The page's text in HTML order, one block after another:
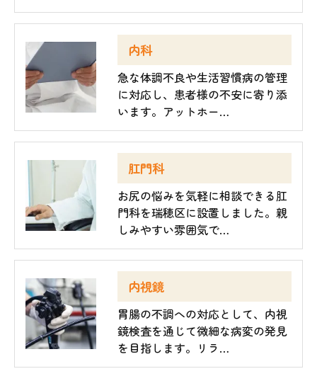
内科
急な体調不良や生活習慣病の管理
に対応し、患者様の不安に寄り添
います。アットホー…
肛門科
お尻の悩みを気軽に相談できる肛
門科を瑞穂区に設置しました。親
しみやすい雰囲気で…
内視鏡
胃腸の不調への対応として、内視
鏡検査を通じて微細な病変の発見
を目指します。リラ…